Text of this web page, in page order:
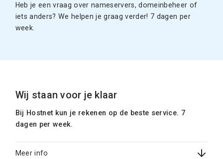
Heb je een vraag over nameservers, domeinbeheer of
iets anders? We helpen je graag verder! 7 dagen per
week.
Wij staan voor je klaar
Bij Hostnet kun je rekenen op de beste service. 7
dagen per week.
Meer info